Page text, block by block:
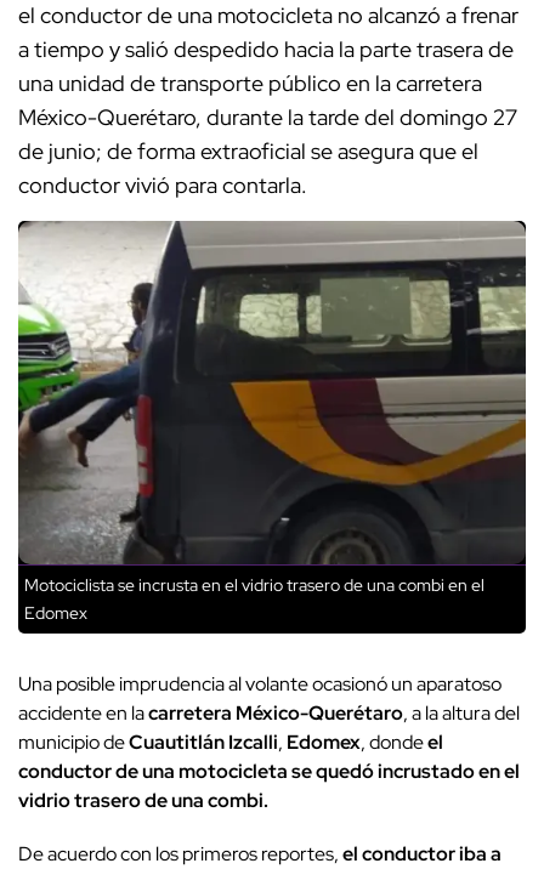
el conductor de una motocicleta no alcanzó a frenar
a tiempo y salió despedido hacia la parte trasera de
una unidad de transporte público en la carretera
México-Querétaro, durante la tarde del domingo 27
de junio; de forma extraoficial se asegura que el
conductor vivió para contarla.
Motociclista se incrusta en el vidrio trasero de una combi en el
Edomex
Una posible imprudencia al volante ocasionó un aparatoso
accidente en lacarretera México-Querétaro, a la altura del
municipio deCuautitlán Izcalli, Edomex, dondeel
conductor de una motocicleta se quedó incrustado en el
vidrio trasero de una combi.
De acuerdo con los primeros reportes,el conductor iba a